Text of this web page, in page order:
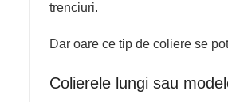
trenciuri.
Dar oare ce tip de coliere se
Colierele lungi sau